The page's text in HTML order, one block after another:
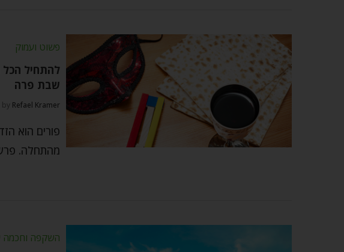
פשוט ועמוק
להתחיל
שבת פרה
by Refael Kramer
פורים הוא
מהתחלה.
השקפה וחכמה